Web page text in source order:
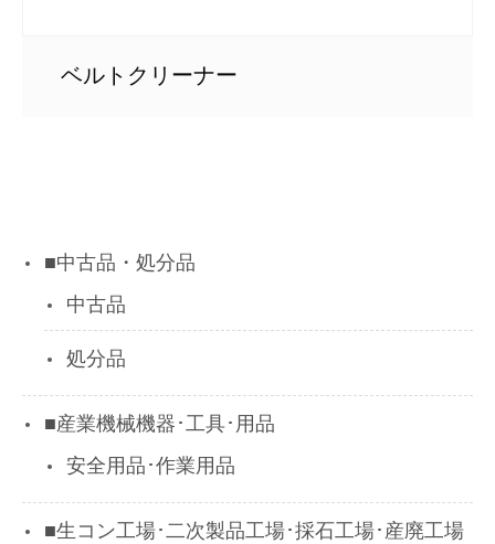
ベルトクリーナー
■中古品・処分品
中古品
処分品
■産業機械機器･工具･用品
安全用品･作業用品
■生コン工場･二次製品工場･採石工場･産廃工場